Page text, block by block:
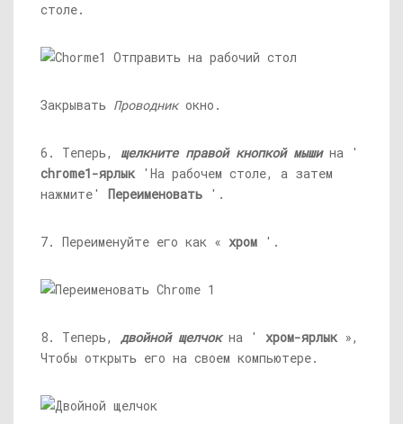
столе.
Закрывать Проводникокно.
6. Теперь, щелкните правой кнопкой мыши на '
chrome1-ярлык'На рабочем столе, а затем
нажмите' Переименовать '.
7. Переименуйте его как « хром '.
8. Теперь, двойной щелчок на ' хром-ярлык»,
Чтобы открыть его на своем компьютере.